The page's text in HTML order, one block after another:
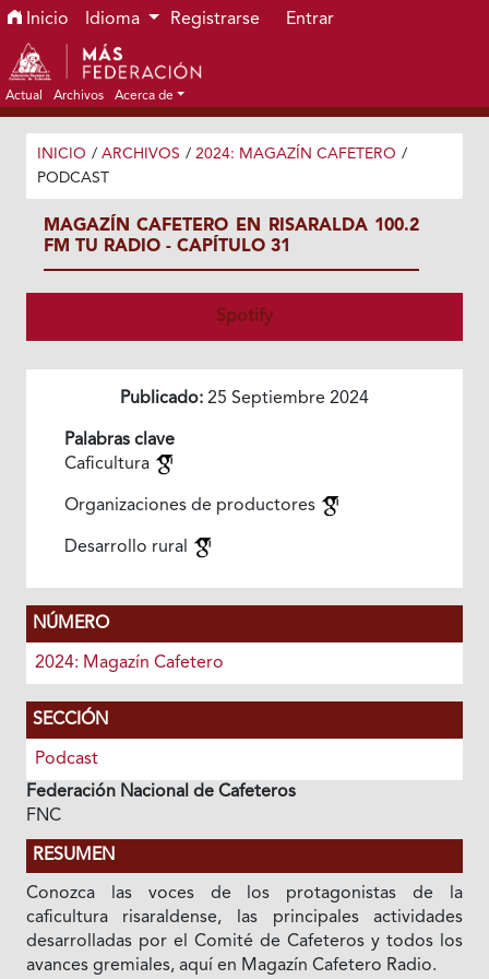
Ir al menú de navegación principal
Ir al contenido principal
Ir al pie de página del sitio
Inicio Idioma Registrarse Entrar
Actual Archivos Acerca de
INICIO / ARCHIVOS / 2024: MAGAZÍN CAFETERO /
PODCAST
MAGAZÍN CAFETERO EN RISARALDA 100.2
FM TU RADIO - CAPÍTULO 31
Spotify
Publicado: 25 Septiembre 2024
Palabras clave
Caficultura
Organizaciones de productores
Desarrollo rural
NÚMERO
2024: Magazín Cafetero
SECCIÓN
Podcast
Federación Nacional de Cafeteros
FNC
RESUMEN
Conozca las voces de los protagonistas de la
caficultura risaraldense, las principales actividades
desarrolladas por el Comité de Cafeteros y todos los
avances gremiales, aquí en Magazín Cafetero Radio.